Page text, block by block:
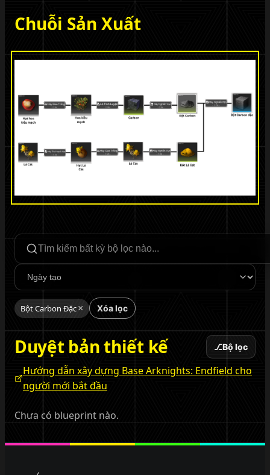
Chuỗi Sản Xuất
Tìm kiếm bộ lọc
Sắp xếp
Bột Carbon Đặc× Xóa lọc
Duyệt bản thiết kế ⎇Bộ lọc
Hướng dẫn xây dựng Base Arknights: Endfield cho
người mới bắt đầu
Chưa có blueprint nào.